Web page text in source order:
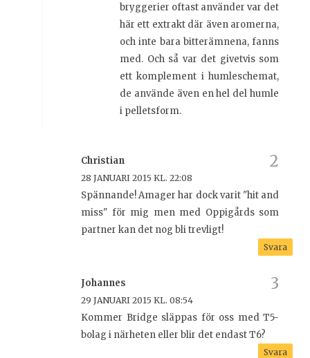
bryggerier oftast använder var det
här ett extrakt där även aromerna,
och inte bara bitterämnena, fanns
med. Och så var det givetvis som
ett komplement i humleschemat,
de använde även en hel del humle
i pelletsform.
Christian
28 JANUARI 2015 KL. 22:08
Spännande! Amager har dock varit "hit and
miss" för mig men med Oppigårds som
partner kan det nog bli trevligt!
Svara
Johannes
29 JANUARI 2015 KL. 08:54
Kommer Bridge släppas för oss med T5-
bolag i närheten eller blir det endast T6?
Svara